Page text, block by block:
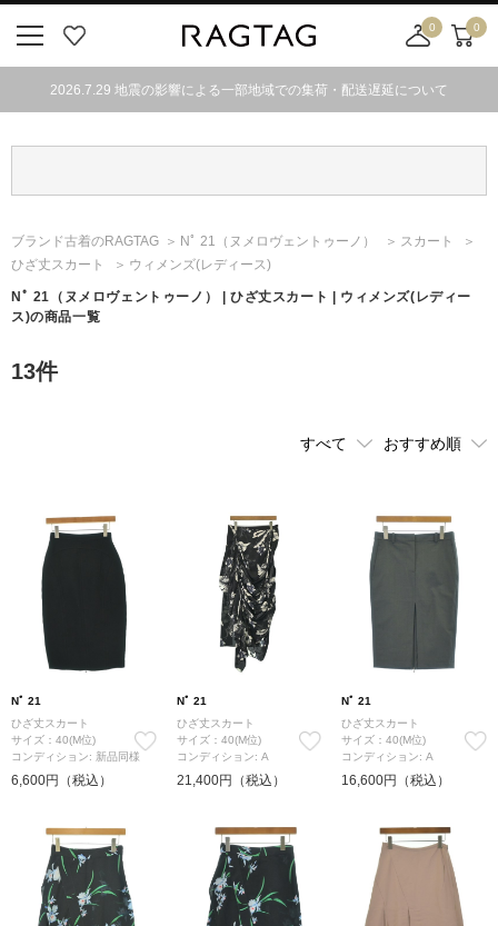
気
0
舗
カ
ト
0
2026.7.29 地震の影響による一部地域での集荷・配送遅延について
ブランド古着のRAGTAG Nﾟ 21 （ヌメロヴェントゥーノ）
スカート
ひざ丈スカート
ウィメンズ(レディース)
Nﾟ 21 （ヌメロヴェントゥーノ）
| ひざ丈スカート | ウィメンズ(レディー
ス)の商品一覧
13件
Nﾟ 21
ひざ丈スカート
サイズ：40(M位)
コンディション: 新品同様
6,600円（税込）
Nﾟ 21
ひざ丈スカート
サイズ：40(M位)
コンディション: A
21,400円（税込）
Nﾟ 21
ひざ丈スカート
サイズ：40(M位)
コンディション: A
16,600円（税込）